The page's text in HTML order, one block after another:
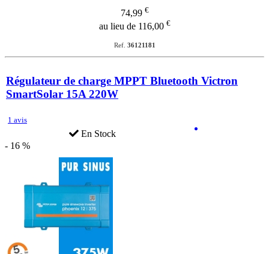
74,99 €
au lieu de 116,00 €
Ref. 36121181
Régulateur de charge MPPT Bluetooth Victron
SmartSolar 15A 220W
1 avis
En Stock
- 16 %